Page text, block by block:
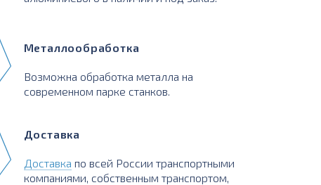
Металлообработка
Возможна обработка металла на
современном парке станков.
Доставка
Доставка по всей России транспортными
компаниями, собственным транспортом,